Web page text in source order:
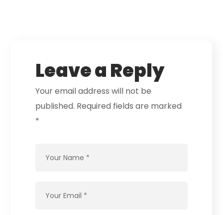
Leave a Reply
Your email address will not be
published. Required fields are marked
*